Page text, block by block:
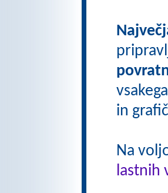
in
Na
lastnih